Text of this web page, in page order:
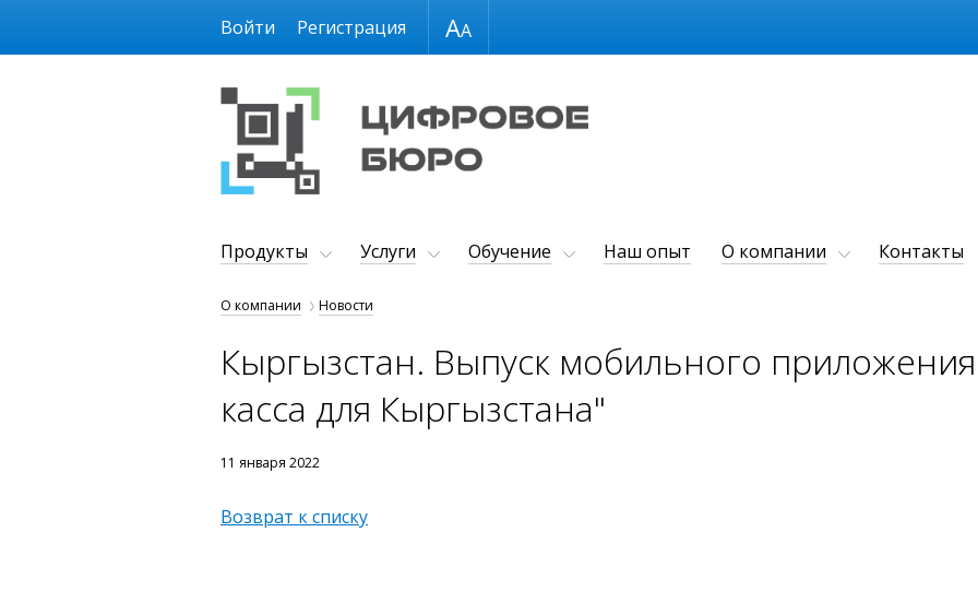
Размер шрифта
Войти Регистрация
Продукты Услуги Обучение Наш опыт О компании Контакты
О компании Новости
Кыргызстан. Выпуск мобильного
касса для Кыргызстана"
11 января 2022
Возврат к списку